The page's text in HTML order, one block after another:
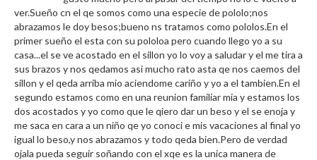
ver.Sueño cn el qe somos como una especie de pololo;nos
abrazamos le doy besos;bueno ns tratamos como pololos.En el
primer sueño el esta con su pololoa pero cuando llego yo a su
casa...el se ve acostado en el sillon yo lo voy a saludar y el me tira a
sus brazos y nos qedamos asi mucho rato asta qe nos caemos del
sillon y el qeda arriba mio aciendome cariño y yo a el tambien.En el
segundo estamos como en una reunion familiar mia y estamos los
dos acostados y yo como que le qiero dar un beso y el se enoja y
me saca en cara a un niño qe yo conoci e mis vacaciones al final yo
igual lo beso,y nos abrazamos y todo qeda bien.Pero de verdad
ojala pueda seguir soñando con el xqe es la unica manera de